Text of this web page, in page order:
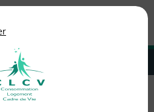
à la CLCV